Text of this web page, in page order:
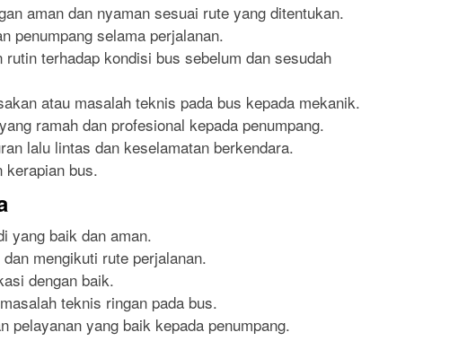
aman dan nyaman sesuai rute yang ditentukan.
penumpang selama perjalanan.
terhadap kondisi bus sebelum dan sesudah
atau masalah teknis pada bus kepada mekanik.
ramah dan profesional kepada penumpang.
lalu lintas dan keselamatan berkendara.
kerapian bus.
yang baik dan aman.
mengikuti rute perjalanan.
dengan baik.
teknis ringan pada bus.
pelayanan yang baik kepada penumpang.